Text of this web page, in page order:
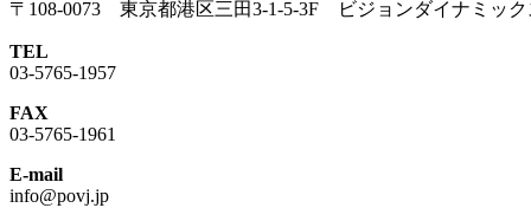
〒108-0073 東京都港区三田3-1-5-3F ビジョンダイナミック
TEL
03-5765-1957
FAX
03-5765-1961
E-mail
info@povj.jp